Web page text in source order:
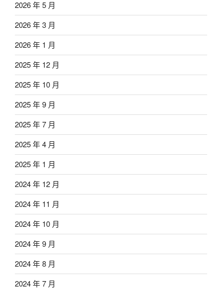
2026 年 5 月
2026 年 3 月
2026 年 1 月
2025 年 12 月
2025 年 10 月
2025 年 9 月
2025 年 7 月
2025 年 4 月
2025 年 1 月
2024 年 12 月
2024 年 11 月
2024 年 10 月
2024 年 9 月
2024 年 8 月
2024 年 7 月